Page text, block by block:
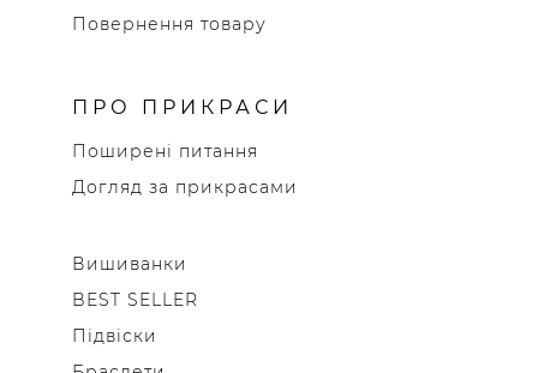
Повернення товару
ПРО ПРИКРАСИ
Поширені питання
Догляд за прикрасами
Вишиванки
BEST SELLER
Підвіски